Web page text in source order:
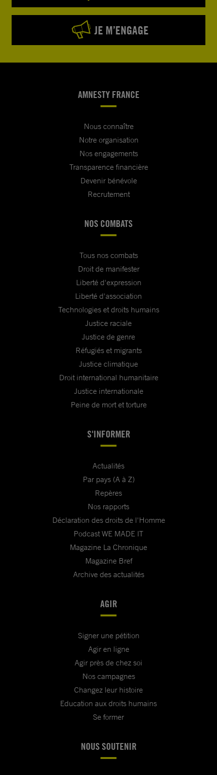
JE M’ENGAGE
AMNESTY FRANCE
Nous connaître
Notre organisation
Nos engagements
Transparence financière
Devenir bénévole
Recrutement
NOS COMBATS
Tous nos combats
Droit de manifester
Liberté d'expression
Liberté d'association
Technologies et droits humains
Justice raciale
Justice de genre
Réfugiés et migrants
Justice climatique
Droit international humanitaire
Justice internationale
Peine de mort et torture
S'INFORMER
Actualités
Par pays (A à Z)
Repères
Nos rapports
Déclaration des droits de l'Homme
Podcast WE MADE IT
Magazine La Chronique
Magazine Bref
Archive des actualités
AGIR
Signer une pétition
Agir en ligne
Agir près de chez soi
Nos campagnes
Changez leur histoire
Education aux droits humains
Se former
NOUS SOUTENIR